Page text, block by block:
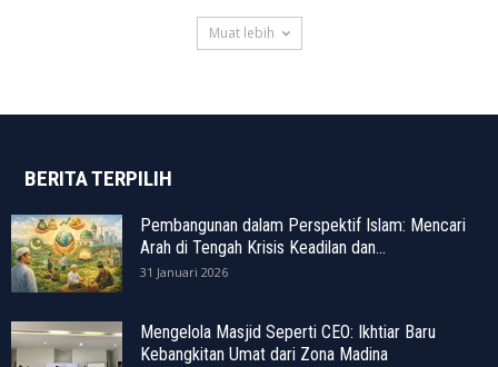
Muat lebih
BERITA TERPILIH
Pembangunan dalam Perspektif Islam: Mencari
Arah di Tengah Krisis Keadilan dan...
31 Januari 2026
Mengelola Masjid Seperti CEO: Ikhtiar Baru
Kebangkitan Umat dari Zona Madina